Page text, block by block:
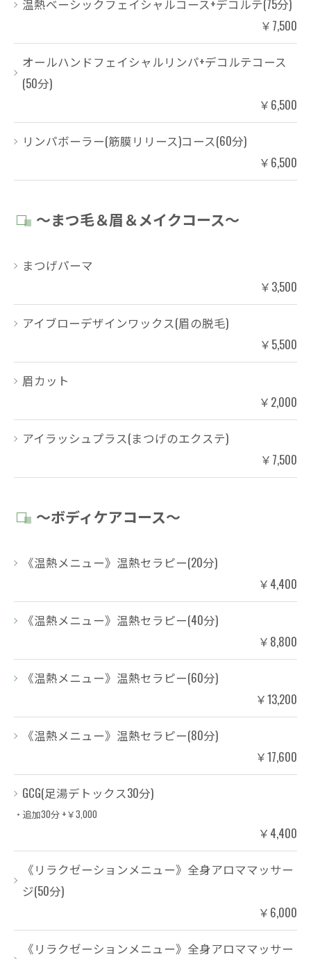
温熱ベーシックフェイシャルコース+デコルテ(75分)
￥7,500
オールハンドフェイシャルリンパ+デコルテコース
(50分)
￥6,500
リンパボーラー(筋膜リリース)コース(60分)
￥6,500
～まつ毛＆眉＆メイクコース～
まつげパーマ
￥3,500
アイブローデザインワックス(眉の脱毛)
￥5,500
眉カット
￥2,000
アイラッシュプラス(まつげのエクステ)
￥7,500
～ボディケアコース～
《温熱メニュー》温熱セラピー(20分)
￥4,400
《温熱メニュー》温熱セラピー(40分)
￥8,800
《温熱メニュー》温熱セラピー(60分)
￥13,200
《温熱メニュー》温熱セラピー(80分)
￥17,600
GCG(足湯デトックス30分)
・追加30分 +￥3,000
￥4,400
《リラクゼーションメニュー》全身アロママッサー
ジ(50分)
￥6,000
《リラクゼーションメニュー》全身アロママッサー